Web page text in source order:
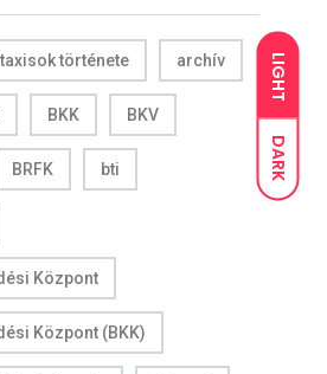
LIGHT
DARK
története archív
BKK BKV
BRFK bti
Központ
Központ (BKK)